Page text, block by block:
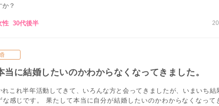
か？
性 30代後半
当に結婚したいのかわからなくなってきました。
れこれ半年活動してきて、いろんな方と会ってきましたが、いまいち結
な感じです。 果たして本当に自分が結婚したいのかわからなくなって